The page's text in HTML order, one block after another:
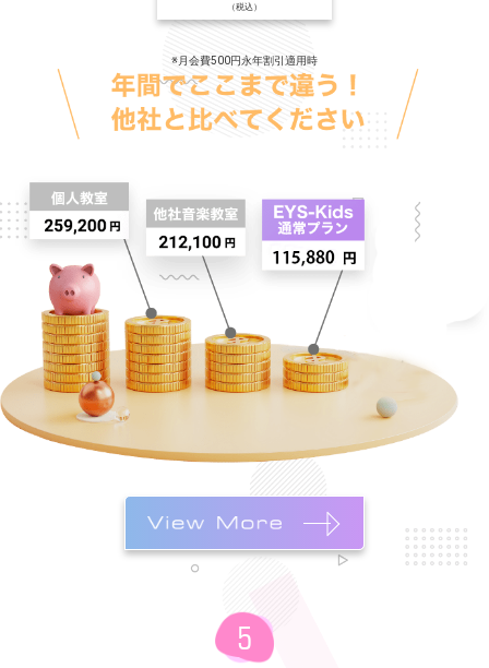
（税込）
※月会費500円永年割引適用時